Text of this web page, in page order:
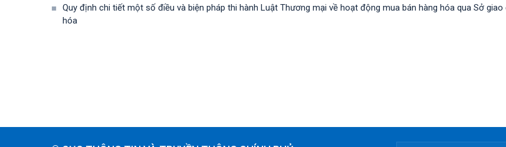
Quy định chi tiết một số điều và biện pháp thi hành Luật Thương mại về hoạt động mua bán hàng hóa qua Sở giao
hóa